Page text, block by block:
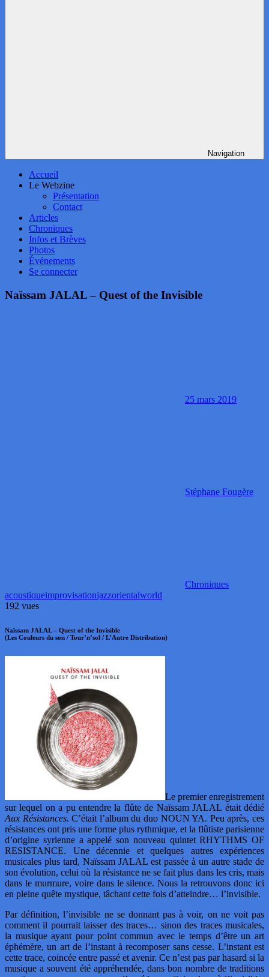
Navigation
Accueil
Le Webzine
Présentation
Contact
Articles
Chroniques
Infos et Brèves
Photos
Événements
Se connecter
Naïssam JALAL – Quest of the Invisible
25 mars 2019
Stéphane Fougère
Chroniques
acoustiqueimprovisationjazzorientalworld
192 vues
Naïssam JALAL – Quest of the Invisible
(Les Couleurs du son / Tour’n’sol / L’Autre Distribution)
Le premier enregistrement
sur lequel on a pu entendre la flûte de Naïssam JALAL était dédié
Aux Résistances. C’était l’album du duo NOUN YA. Peu après, ces
résistances ont pris une forme plus rythmique, et la flûtiste parisienne
d’origine syrienne a appelé son nouveau quintet RHYTHMS OF
RESISTANCE. Une décennie et quelques autres expériences
musicales plus tard, Naïssam JALAL est passée à un autre stade de
son évolution, celui où la résistance ne se fait plus dans les cris, mais
dans le murmure, voire dans le silence. Nous la retrouvons donc ici
en pleine quête mystique, tâchant cette fois d’atteindre… l’invisible.
Par définition, l’invisible ne se donnant pas à voir, on ne voit pas
comment il pourrait laisser des traces… sinon des traces musicales,
la musique ayant pour point commun avec le temps d’être un art
éphémère, un art de l’instant à recomposer sans cesse. L’instant est
cette trace, coincée entre passé et avenir. Ce n’est pas par hasard si la
musique a souvent été appréhendée, dans bon nombre de traditions